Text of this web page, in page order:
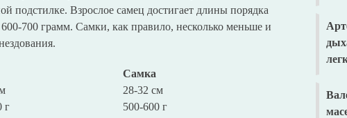
подстилке. Взрослое самец достигает длины порядка
700 грамм. Самки, как правило, несколько меньше и
Самка
28-32 см
г 500-600 г